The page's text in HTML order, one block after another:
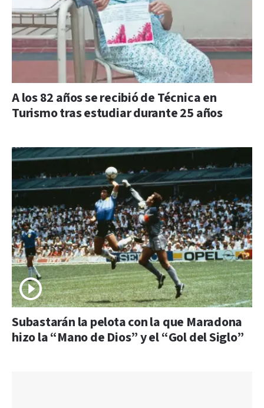
A los 82 años se recibió de Técnica en
Turismo tras estudiar durante 25 años
Subastarán la pelota con la que Maradona
hizo la “Mano de Dios” y el “Gol del Siglo”